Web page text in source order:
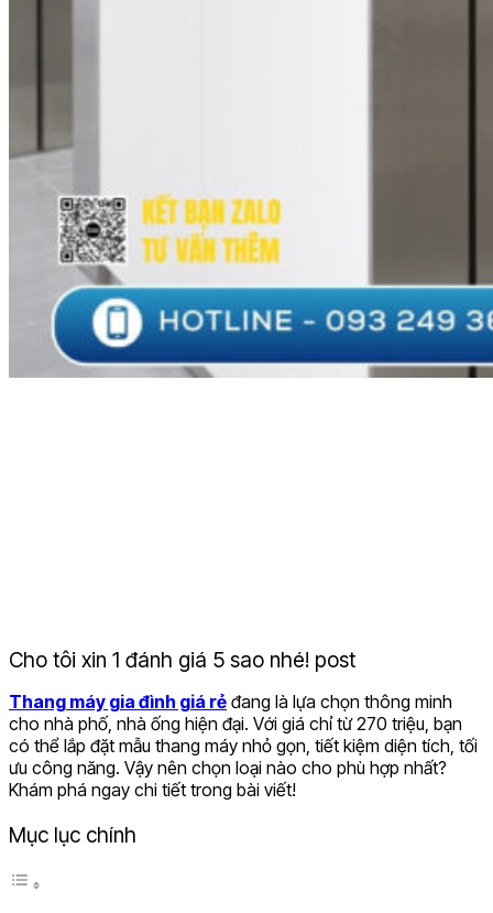
Cho tôi xin 1 đánh giá 5 sao nhé! post
Thang máy gia đình giá rẻ đang là lựa chọn thông minh
cho nhà phố, nhà ống hiện đại. Với giá chỉ từ 270 triệu, bạn
có thể lắp đặt mẫu thang máy nhỏ gọn, tiết kiệm diện tích, tối
ưu công năng. Vậy nên chọn loại nào cho phù hợp nhất?
Khám phá ngay chi tiết trong bài viết!
Mục lục chính